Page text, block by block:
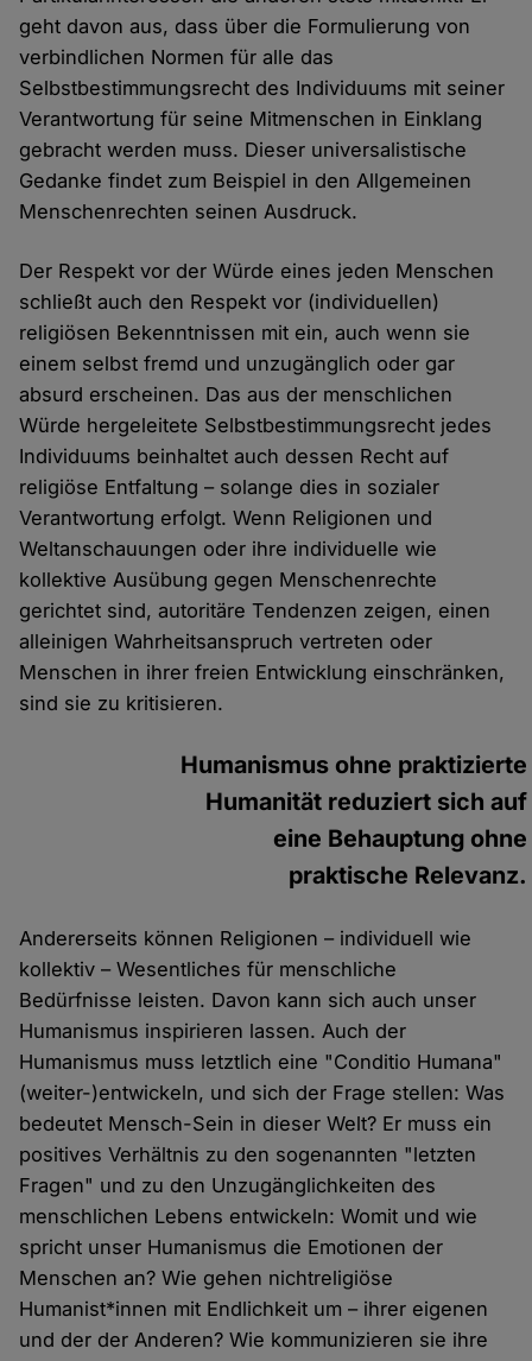
geht davon aus, dass über die Formulierung von
verbindlichen Normen für alle das
Selbstbestimmungsrecht des Individuums mit seiner
Verantwortung für seine Mitmenschen in Einklang
gebracht werden muss. Dieser universalistische
Gedanke findet zum Beispiel in den Allgemeinen
Menschenrechten seinen Ausdruck.
Der Respekt vor der Würde eines jeden Menschen
schließt auch den Respekt vor (individuellen)
religiösen Bekenntnissen mit ein, auch wenn sie
einem selbst fremd und unzugänglich oder gar
absurd erscheinen. Das aus der menschlichen
Würde hergeleitete Selbstbestimmungsrecht jedes
Individuums beinhaltet auch dessen Recht auf
religiöse Entfaltung – solange dies in sozialer
Verantwortung erfolgt. Wenn Religionen und
Weltanschauungen oder ihre individuelle wie
kollektive Ausübung gegen Menschenrechte
gerichtet sind, autoritäre Tendenzen zeigen, einen
alleinigen Wahrheitsanspruch vertreten oder
Menschen in ihrer freien Entwicklung einschränken,
sind sie zu kritisieren.
Humanismus ohne praktizierte
Humanität reduziert sich auf
eine Behauptung ohne
praktische Relevanz.
Andererseits können Religionen – individuell wie
kollektiv – Wesentliches für menschliche
Bedürfnisse leisten. Davon kann sich auch unser
Humanismus inspirieren lassen. Auch der
Humanismus muss letztlich eine "Conditio Humana"
(weiter-)entwickeln, und sich der Frage stellen: Was
bedeutet Mensch-Sein in dieser Welt? Er muss ein
positives Verhältnis zu den sogenannten "letzten
Fragen" und zu den Unzugänglichkeiten des
menschlichen Lebens entwickeln: Womit und wie
spricht unser Humanismus die Emotionen der
Menschen an? Wie gehen nichtreligiöse
Humanist*innen mit Endlichkeit um – ihrer eigenen
und der der Anderen? Wie kommunizieren sie ihre